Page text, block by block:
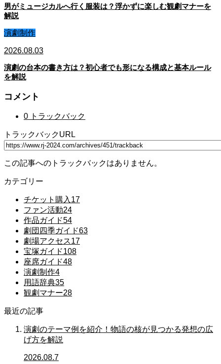
男がミュージカルへ行く服装は？浮かずに楽しむ観劇マナーを
解説
演劇制作
2026.08.03
演劇の台本の書き方は？初心者でも形になる構成と基本ルール
を解説
コメント
0 トラックバック
トラックバックURL
この記事へのトラックバックはありません。
カテゴリー
チケット購入 17
ファン活動24
作品ガイド54
劇団四季ガイド63
劇場アクセス17
宝塚ガイド108
座席ガイド48
演劇制作4
用語辞典35
観劇マナー28
最近の記事
演劇のテーマ例を紹介！物語の核が見つかる発想の広
げ方を解説
2026.08.7